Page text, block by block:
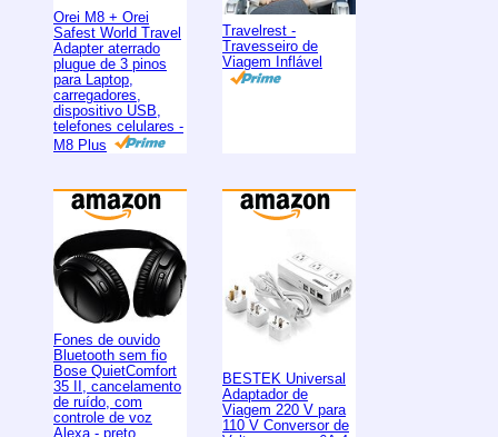
Orei M8 + Orei
Safest World Travel
Adapter aterrado
plugue de 3 pinos
para Laptop,
carregadores,
dispositivo USB,
telefones celulares -
M8 Plus
Travelrest -
Travesseiro de
Viagem Inflável
Fones de ouvido
Bluetooth sem fio
Bose QuietComfort
35 II, cancelamento
de ruído, com
controle de voz
Alexa - preto
BESTEK Universal
Adaptador de
Viagem 220 V para
110 V Conversor de